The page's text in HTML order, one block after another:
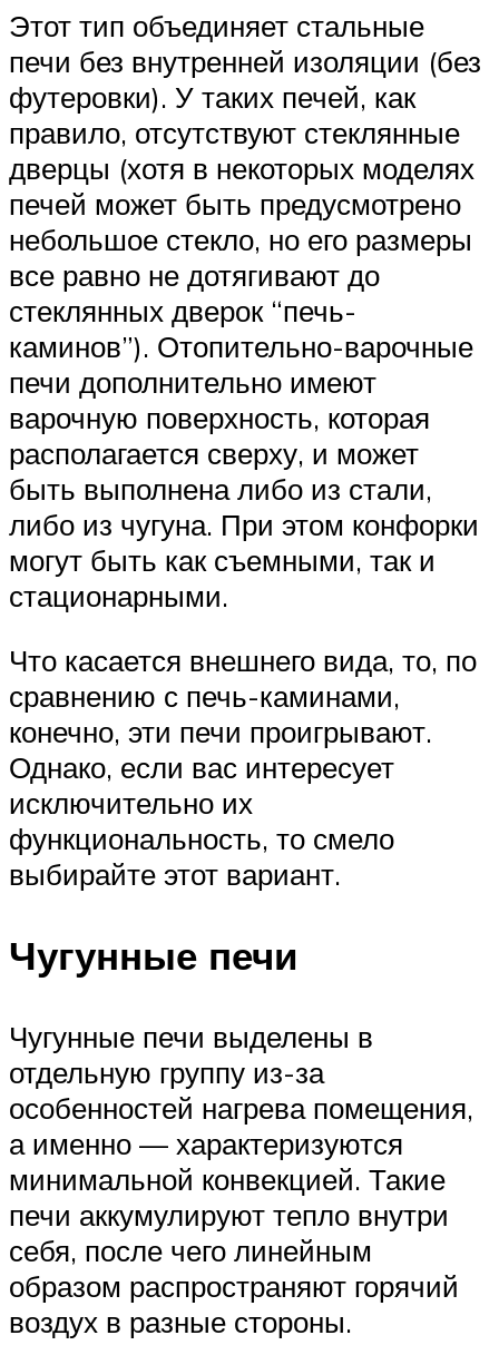
Этот тип объединяет стальные
печи без внутренней изоляции (без
футеровки). У таких печей, как
правило, отсутствуют стеклянные
дверцы (хотя в некоторых моделях
печей может быть предусмотрено
небольшое стекло, но его размеры
все равно не дотягивают до
стеклянных дверок “печь-
каминов”). Отопительно-варочные
печи дополнительно имеют
варочную поверхность, которая
располагается сверху, и может
быть выполнена либо из стали,
либо из чугуна. При этом конфорки
могут быть как съемными, так и
стационарными.
Что касается внешнего вида, то, по
сравнению с печь-каминами,
конечно, эти печи проигрывают.
Однако, если вас интересует
исключительно их
функциональность, то смело
выбирайте этот вариант.
Чугунные печи
Чугунные печи выделены в
отдельную группу из-за
особенностей нагрева помещения,
а именно — характеризуются
минимальной конвекцией. Такие
печи аккумулируют тепло внутри
себя, после чего линейным
образом распространяют горячий
воздух в разные стороны.